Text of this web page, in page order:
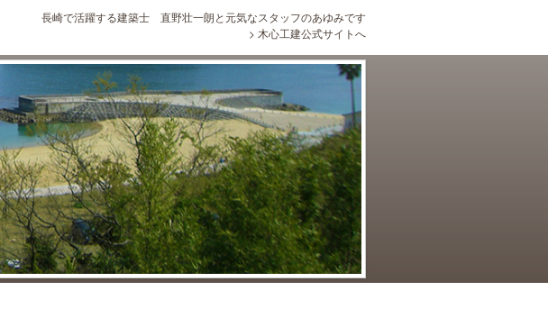
長崎で活躍する建築士 直野壮一朗と元気なスタッフのあゆみです
> 木心工建公式サイトへ